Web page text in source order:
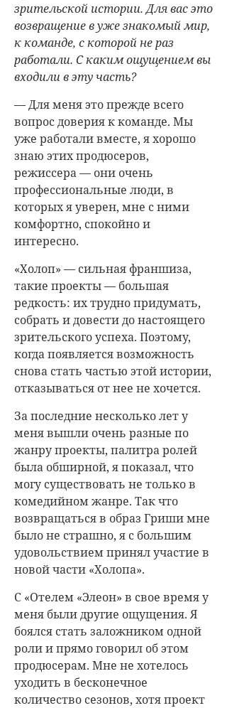
зрительской истории. Для вас это
возвращение в уже знакомый мир,
к команде, с которой не раз
работали. С каким ощущением вы
входили в эту часть?
— Для меня это прежде всего
вопрос доверия к команде. Мы
уже работали вместе, я хорошо
знаю этих продюсеров,
режиссера — они очень
профессиональные люди, в
которых я уверен, мне с ними
комфортно, спокойно и
интересно.
«Холоп» — сильная франшиза,
такие проекты — большая
редкость: их трудно придумать,
собрать и довести до настоящего
зрительского успеха. Поэтому,
когда появляется возможность
снова стать частью этой истории,
отказываться от нее не хочется.
За последние несколько лет у
меня вышли очень разные по
жанру проекты, палитра ролей
была обширной, я показал, что
могу существовать не только в
комедийном жанре. Так что
возвращаться в образ Гриши мне
было не страшно, я с большим
удовольствием принял участие в
новой части «Холопа».
С «Отелем «Элеон» в свое время у
меня были другие ощущения. Я
боялся стать заложником одной
роли и прямо говорил об этом
продюсерам. Мне не хотелось
уходить в бесконечное
количество сезонов, хотя проект